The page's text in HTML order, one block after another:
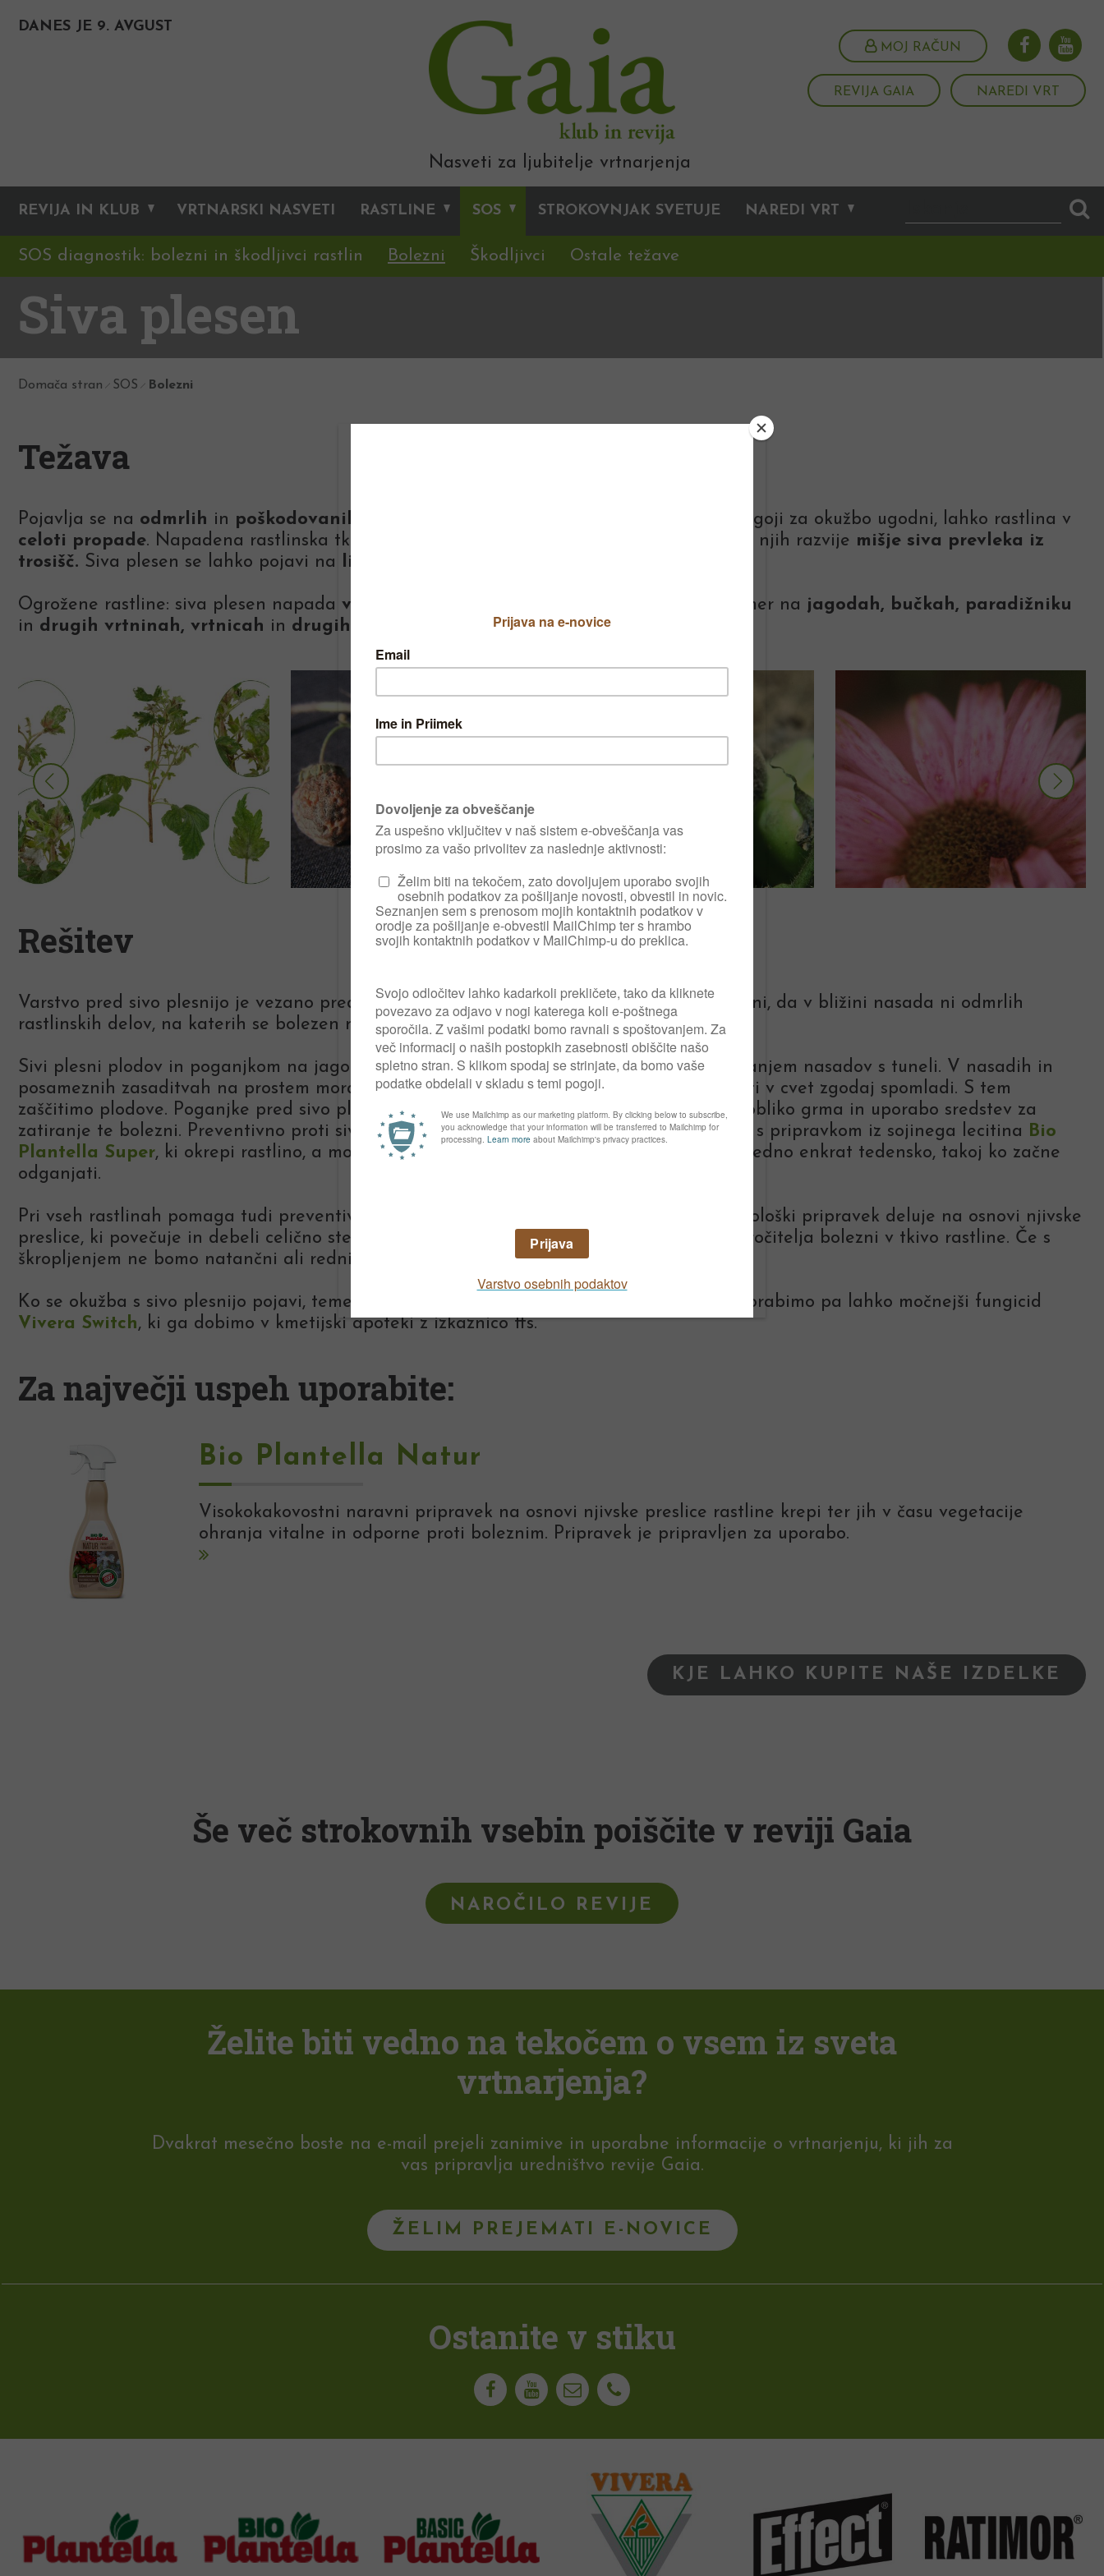
DANES JE 9. AVGUST
MOJ RAČUN
REVIJA GAIA NAREDI VRT
Nasveti za ljubitelje vrtnarjenja
REVIJA IN KLUB VRTNARSKI NASVETI RASTLINE SOS STROKOVNJAK SVETUJE NAREDI VRT
SOS diagnostik: bolezni in škodljivci rastlin Bolezni Škodljivci Ostale težave
Siva plesen
Domača stran SOS Bolezni
Težava
Pojavlja se na odmrlih in poškodovanih delih rastlin v vlažnem vremenu
, kadar so pogoji za okužbo ugodni, lahko rastlina v
celoti propade. Napadena rastlinska tkiva postanejo najprej nato pa se na njih razvije mišje siva prevleka iz
trosišč. Siva plesen se lahko pojavi na listih, steblih, cvetovih
Ogrožene rastline: siva plesen napada večino rastlinskih vrst, v vrtu jo opazimo na primer na jagodah, bučkah, paradižniku
in drugih vrtninah, vrtnicah in drugih grmovnicah, cvetjuin tudi na
Rešitev
Varstvo pred sivo plesnijo je vezano predvsem na rastlinsko higieno. Vselej bodimo pozorni, da v bližini nasada ni odmrlih
rastlinskih delov, na katerih se bolezen najprej pojavi.
Sivi plesni plodov in poganjkom na jagodah, malinah se v veliki meri izognemo s prekrivanjem nasadov s tuneli. V nasadih in
posameznih zasaditvah na prostem moramo sredstva proti sivi plesni pred dežjem škropiti v cvet zgodaj spomladi. S tem
zaščitimo plodove. Poganjke pred sivo plesnijo zavarujemo predvsem z zračno gojitveno obliko grma in uporabo sredstev za
zatiranje te bolezni. Preventivno proti sivi plesni zaščitimo rastline z rednim škropljenjem s pripravkom iz sojinega lecitina Bio
Plantella Super, ki okrepi rastlino, a moramo začeti s škropljenjem že pri mladi rastlini, redno enkrat tedensko, takoj ko začne
odganjati.
Pri vseh rastlinah pomaga tudi preventivno škropljenje rastlin z
. Ekološki pripravek deluje na osnovi njivske
preslice, ki povečuje in debeli celično steno rastline ter na ta način preprečuje vdor povzročitelja bolezni v tkivo rastline. Če s
škropljenjem ne bomo natančni ali redni, se lahko pojavi okužba.
Ko se okužba s sivo plesnijo pojavi, temeljito odstranjujemo poškodovane dele rastlin, uporabimo pa lahko močnejši fungicid
Vivera Switch, ki ga dobimo v kmetijski apoteki z izkaznico ffs.
Za največji uspeh uporabite:
Bio Plantella Natur
Visokokakovostni naravni pripravek na osnovi njivske preslice rastline krepi ter jih v času vegetacije
ohranja vitalne in odporne proti boleznim. Pripravek je pripravljen za uporabo.
KJE LAHKO KUPITE NAŠE IZDELKE
Še več strokovnih vsebin poiščite v reviji Gaia
NAROČILO REVIJE
Želite biti vedno na tekočem o vsem iz sveta
vrtnarjenja?
Dvakrat mesečno boste na e-mail prejeli zanimive in uporabne informacije o vrtnarjenju, ki jih za
vas pripravlja uredništvo revije Gaia.
ŽELIM PREJEMATI E-NOVICE
Ostanite v stiku